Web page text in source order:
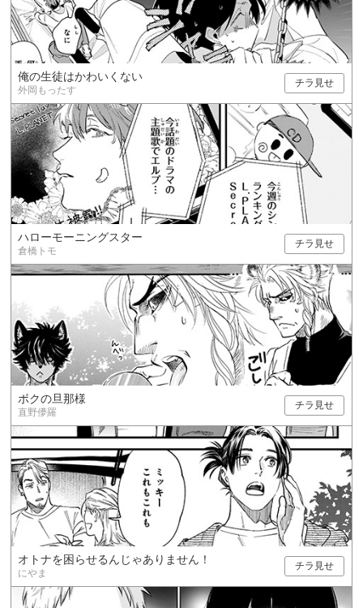
俺の生徒はかわいくない
外岡もったす
チラ見せ
ハローモーニングスター
倉橋トモ
チラ見せ
ボクの旦那様
直野儚羅
チラ見せ
オトナを困らせるんじゃありません！
にやま
チラ見せ